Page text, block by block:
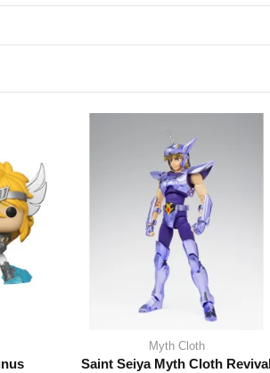
Myth Cloth
Saint Seiya Myth Cloth Revival